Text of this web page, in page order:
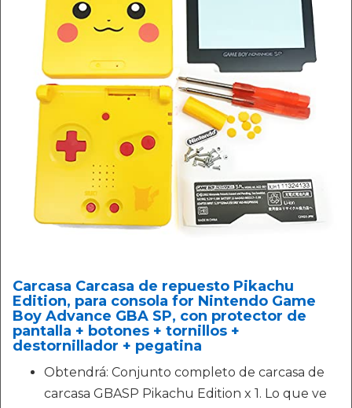
Carcasa Carcasa de repuesto Pikachu
Edition, para consola for Nintendo Game
Boy Advance GBA SP, con protector de
pantalla + botones + tornillos +
destornillador + pegatina
Obtendrá: Conjunto completo de carcasa de
carcasa GBASP Pikachu Edition x 1. Lo que ve